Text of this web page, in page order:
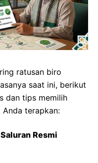
ratusan biro
saat ini, berikut
dan tips memilih
terapkan:
Resmi